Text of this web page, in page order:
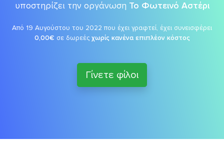
υποστηρίζει την οργάνωση Το Φωτεινό Αστέρι
Από 19 Αυγούστου του 2022 που έχει γραφτεί, έχει συνεισφέρει
0,00€ σε δωρεές χωρίς κανένα επιπλέον κόστος
Γίνετε φίλοι